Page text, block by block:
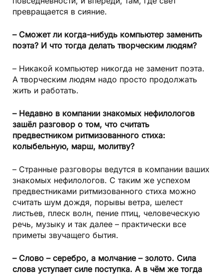
превращается в сияние.
– Сможет ли когда-нибудь компьютер заменить
поэта? И что тогда делать творческим людям?
– Никакой компьютер никогда не заменит поэта.
А творческим людям надо просто продолжать
жить и работать.
– Недавно в компании знакомых нефилологов
зашёл разговор о том, что считать
предвестником ритмизованного стиха:
колыбельную, марш, молитву?
– Странные разговоры ведутся в компании ваших
знакомых нефилологов. С таким же успехом
предвестниками ритмизованного стиха можно
считать шум дождя, порывы ветра, шелест
листьев, плеск волн, пение птиц, человеческую
речь, музыку и так далее – практически все
приметы звучащего бытия.
– Слово – серебро, а молчание – золото. Сила
слова уступает силе поступка. А в чём же тогда